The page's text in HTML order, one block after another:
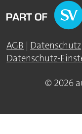
AGB | Datenschutz
Datenschutz-
© 2026